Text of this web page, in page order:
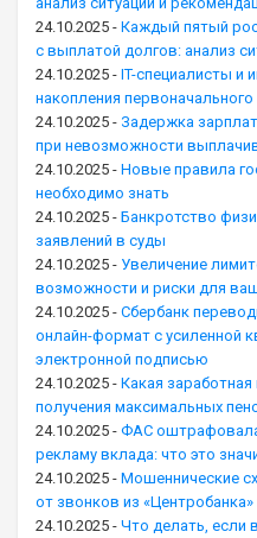
24.10.2025 - Каждый пятый
с выплатой долгов: анализ
24.10.2025 - IT-специалисты и
накопления первоначального
24.10.2025 - Задержка
при невозможности
24.10.2025 - Новые правила
необходимо знать
24.10.2025 - Банкротство
заявлений в суды
24.10.2025 - Увеличение
возможности и риски для
24.10.2025 - Сбербанк
онлайн-формат с усиленной
электронной подписью
24.10.2025 - Какая
получения максимальных
24.10.2025 - ФАС
рекламу вклада: что это
24.10.2025 - Мошеннические
от звонков из «Центробанка»
24.10.2025 - Что делать, если